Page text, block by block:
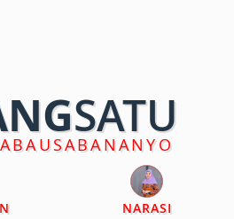
SATU
NARASI